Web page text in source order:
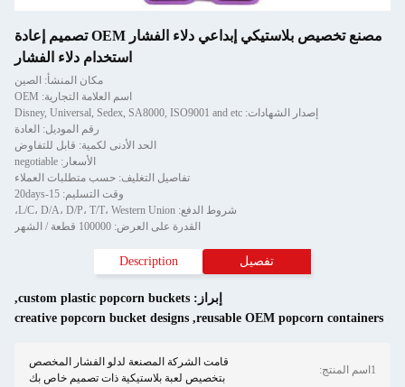
مصنع تخصيص بلاستيكي إبداعي دلاء الفشار OEM تصميم إعادة
استخدام دلاء الفشار
مكان المنشأ: الصين
اسم العلامة التجارية: OEM
إصدار الشهادات: Disney, Universal, Sedex, SA8000, ISO9001 and etc
رقم الموديل: العادة
الحد الأدنى لكمية: قابل للتفاوض
تفاصيل التغليف: حسب متطلبات العملاء
وقت التسليم: 15-20days
القدرة على العرض: 100000 قطعة / الشهر
custom plastic popcorn buckets
,
reusable OEM popcorn
,
creative popcorn bucket designs
قامت الشركة المصنعة لدلو الفشار المخصص
بتخصيص لعبة بلاستيكية ذات تصميم خاص بك